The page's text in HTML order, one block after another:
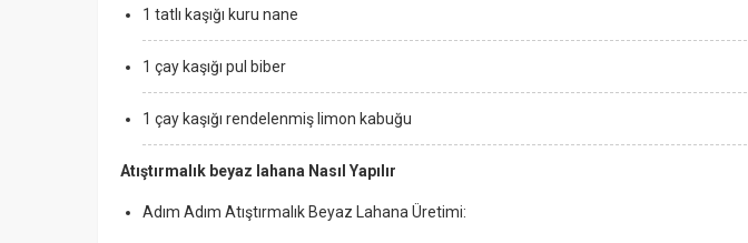
1 tatlı kaşığı kuru nane
1 çay kaşığı pul biber
1 çay kaşığı rendelenmiş limon kabuğu
Atıştırmalık beyaz lahana Nasıl Yapılır
Adım Adım Atıştırmalık Beyaz Lahana Üretimi: